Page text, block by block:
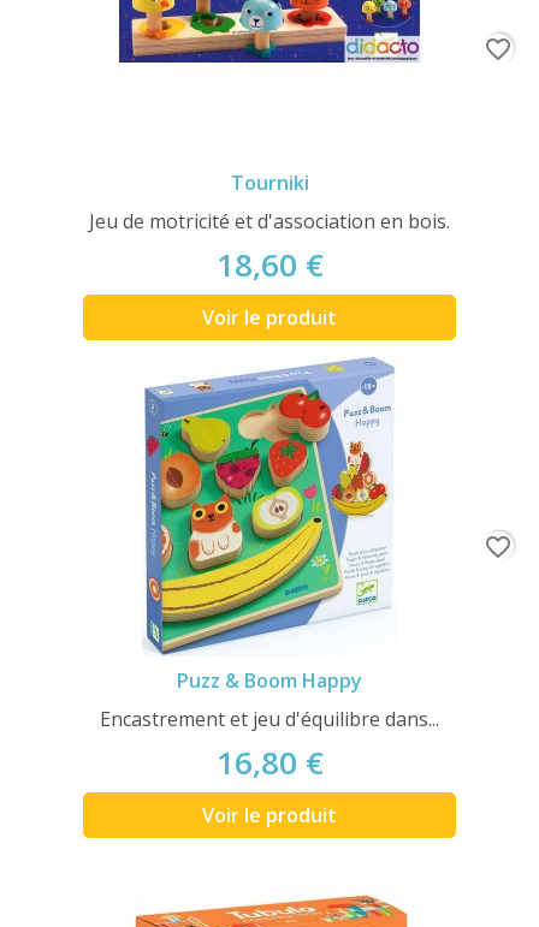
Tourniki
Jeu de motricité et d'association en bois.
18,60 €
Voir le produit
favorite_border
Puzz & Boom Happy
Encastrement et jeu d'équilibre dans...
16,80 €
Voir le produit
favorite_border